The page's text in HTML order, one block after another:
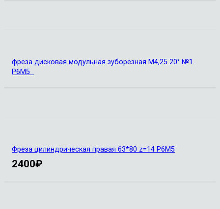
фреза дисковая модульная зуборезная М4,25 20° №1
Р6М5
Фреза цилиндрическая правая 63*80 z=14 Р6М5
2400₽